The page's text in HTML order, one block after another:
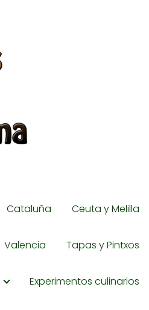
Cataluña Ceuta y Melilla
Valencia Tapas y Pintxos
Experimentos culinarios